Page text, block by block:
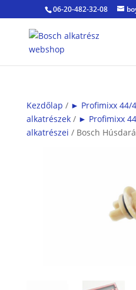
06-20-482-32-08
Kezdőlap / ► Profimixx 44/
alkatrészek/ ► Profimixx
alkatrészei / Bosch